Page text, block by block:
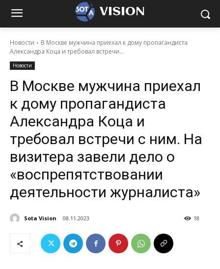
VISION
Новости
В Москве мужчина приехал к дому пропагандиста
Александра Коца и требовал встречи...
Новости
В Москве мужчина приехал
к дому пропагандиста
Александра Коца и
требовал встречи с ним. На
визитера завели дело о
«воспрепятствовании
деятельности журналиста»
Sota Vision 08.11.2023 18